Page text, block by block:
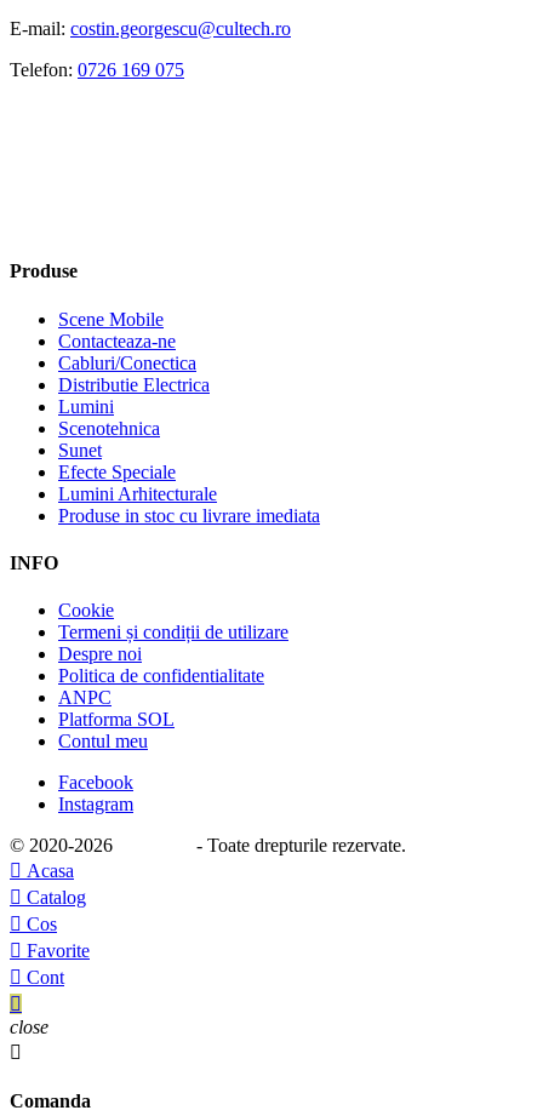
E-mail: costin.georgescu@cultech.ro
Telefon: 0726 169 075
Produse
Scene Mobile
Contacteaza-ne
Cabluri/Conectica
Distributie Electrica
Lumini
Scenotehnica
Sunet
Efecte Speciale
Lumini Arhitecturale
Produse in stoc cu livrare imediata
INFO
Cookie
Termeni și condiții de utilizare
Despre noi
Politica de confidentialitate
ANPC
Platforma SOL
Contul meu
Facebook
Instagram
© 2020-2026
- Toate drepturile rezervate.
 Acasa
 Catalog
 Cos
 Favorite
 Cont

close

Comanda